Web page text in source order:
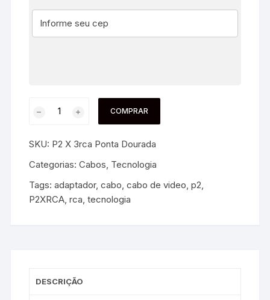
COMPRAR
SKU: P2 X 3rca Ponta Dourada
Categorias:Cabos Tecnologia
Tags:adaptador,cabo ,cabo de video ,p2
P2XRCA ,rca ,tecnologia
DESCRIÇÃO